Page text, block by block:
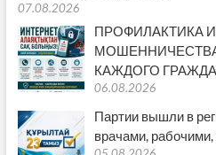
07.08.2026
ПРОФИЛАКТИКА
КАЖДОГО
06.08.2026
Партии вышли в
врачами,